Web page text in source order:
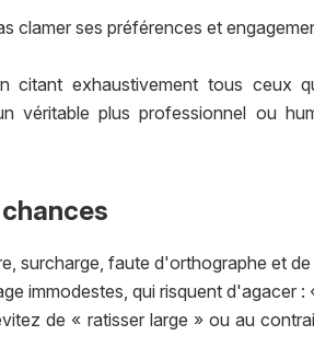
clamer ses préférences et
citant exhaustivement tous ceux
véritable plus professionnel ou
surcharge, faute d'orthographe et
immodestes, qui risquent d'agacer :
de « ratisser large » ou au